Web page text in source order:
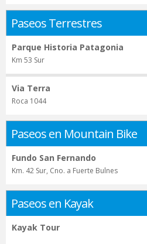
Paseos Terrestres
Parque Historia Patagonia
Km 53 Sur
Via Terra
Roca 1044
Paseos en Mountain Bike
Fundo San Fernando
Km. 42 Sur, Cno. a Fuerte Bulnes
Paseos en Kayak
Kayak Tour